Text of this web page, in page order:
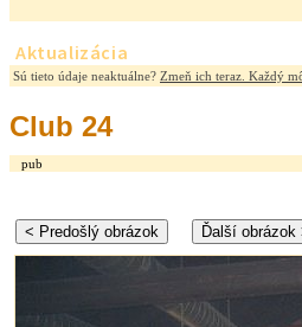
Aktualizácia
Sú tieto údaje neaktuálne? Zmeň ich teraz. Každý
Club 24
pub